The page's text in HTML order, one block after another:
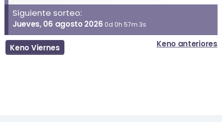
Siguiente sorteo:
Jueves, 06 agosto 2026 0d 0h 57m 3s
Keno Viernes Keno anteriores